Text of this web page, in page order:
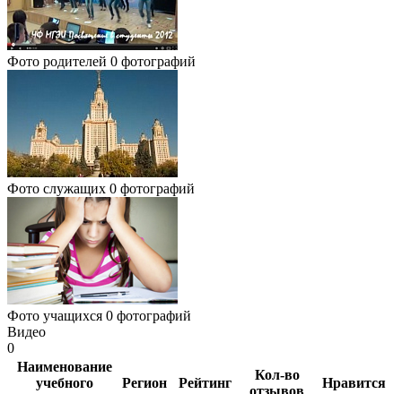
Фото родителей 0 фотографий
Фото служащих 0 фотографий
Фото учащихся 0 фотографий
Видео
0
Наименование
учебного
Регион Рейтинг
Кол-во
отзывов
Нравится